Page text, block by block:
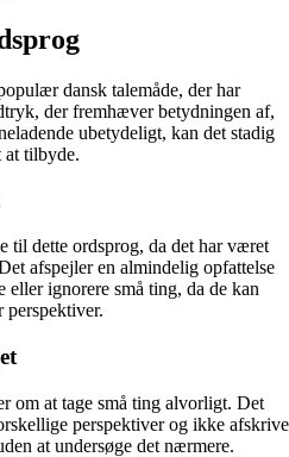
dansk talemåde, der har
der fremhæver betydningen af,
ubetydeligt, kan det stadig
at tilbyde.
til dette ordsprog, da det har været
afspejler en almindelig opfattelse
ignorere små ting, da de kan
perspektiver.
om at tage små ting alvorligt. Det
perspektiver og ikke afskrive
at undersøge det nærmere.